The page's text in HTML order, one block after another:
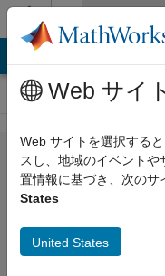
コンテンツへスキップ
Problem
59601.
Web サイ
Web サイトを選択する
スし、地域のイベント
置情報に基づき、次のサ
States
United States